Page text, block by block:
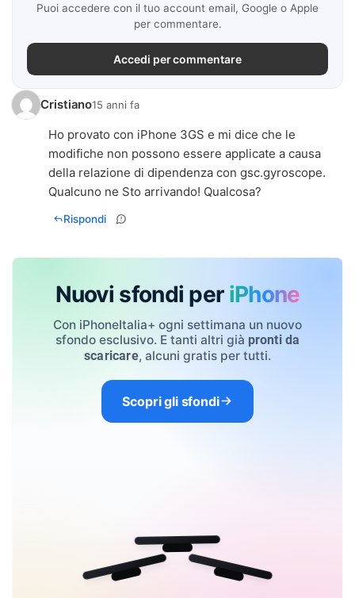
Puoi accedere con il tuo account email, Google o Apple
per commentare.
Accedi per commentare
Cristiano15 anni fa
Ho provato con iPhone 3GS e mi dice che le
modifiche non possono essere applicate a causa
della relazione di dipendenza con gsc.gyroscope.
Qualcuno ne Sto arrivando! Qualcosa?
Rispondi
Nuovi sfondi per iPhone
Con iPhoneItalia+ ogni settimana un nuovo
sfondo esclusivo. E tanti altri già pronti da
scaricare, alcuni gratis per tutti.
Scopri gli sfondi